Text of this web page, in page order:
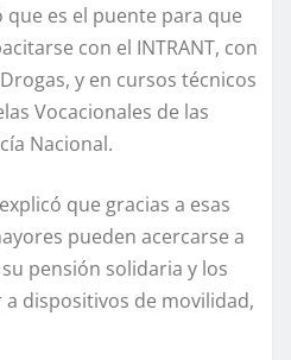
es el puente para que
con el INTRANT, con
y en cursos técnicos
Vocacionales de las
Nacional.
que gracias a esas
pueden acercarse a
pensión solidaria y los
dispositivos de movilidad,